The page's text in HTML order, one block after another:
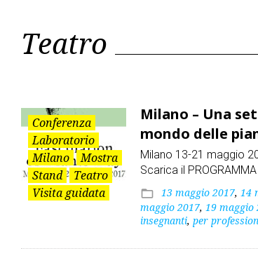
Categoria:
Teatro
Conferenza
Laboratorio
Milano
Mostra
Stand
Teatro
Visita guidata
Milano – Una
mondo delle
Milano 13-21 maggio
Scarica il
folder_open 13 maggio 2017, 14
maggio 2017, 19 maggio
insegnanti, per